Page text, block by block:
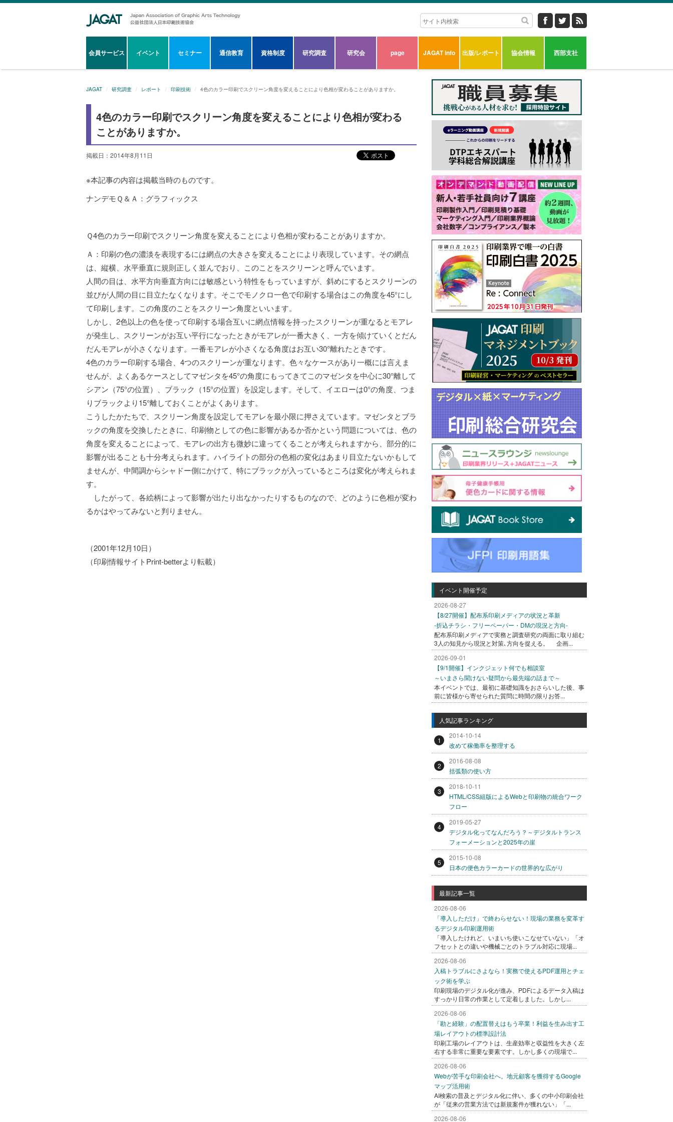
会員サービス イベント セミナー 通信教育 資格制度 研究調査 研究会 page JAGAT info 出版/レポート 協会情報 西部支社
JAGAT 研究調査 レポート 印刷技術 4色のカラー印刷でスクリーン角度を変えることにより色相が変わることがありますか。
4色のカラー印刷でスクリーン角度を変えることにより色相が変わる
ことがありますか。
掲載日：2014年8月11日
※本記事の内容は掲載当時のものです。
ナンデモＱ＆Ａ：グラフィックス
Ｑ4色のカラー印刷でスクリーン角度を変えることにより色相が変わることがありますか。
Ａ：印刷の色の濃淡を表現するには網点の大きさを変えることにより表現しています。その網点
は、縦横、水平垂直に規則正しく並んでおり、このことをスクリーンと呼んでいます。
人間の目は、水平方向垂直方向には敏感という特性をもっていますが、斜めにするとスクリーンの
並びが人間の目に目立たなくなります。そこでモノクロ一色で印刷する場合はこの角度を45°にし
て印刷します。この角度のことをスクリーン角度といいます。
しかし、2色以上の色を使って印刷する場合互いに網点情報を持ったスクリーンが重なるとモアレ
が発生し、スクリーンがお互い平行になったときがモアレが一番大きく、一方を傾けていくとだん
だんモアレが小さくなります。一番モアレが小さくなる角度はお互い30°離れたときです。
4色のカラー印刷する場合、4つのスクリーンが重なります。色々なケースがあり一概には言えま
せんが、よくあるケースとしてマゼンタを45°の角度にもってきてこのマゼンタを中心に30°離して
シアン（75°の位置）、ブラック（15°の位置）を設定します。そして、イエローは0°の角度、つま
りブラックより15°離しておくことがよくあります。
こうしたかたちで、スクリーン角度を設定してモアレを最小限に押さえています。マゼンタとブラ
ックの角度を交換したときに、印刷物としての色に影響があるか否かという問題については、色の
角度を変えることによって、モアレの出方も微妙に違ってくることが考えられますから、部分的に
影響が出ることも十分考えられます。ハイライトの部分の色相の変化はあまり目立たないかもして
ませんが、中間調からシャドー側にかけて、特にブラックが入っているところは変化が考えられま
す。
したがって、各絵柄によって影響が出たり出なかったりするものなので、どのように色相が変わ
るかはやってみないと判りません。
（2001年12月10日）
（印刷情報サイトPrint-betterより転載）
イベント開催予定
2026-08-27
【8/27開催】配布系印刷メディアの状況と革新
-折込チラシ・フリーペーパー・DMの現況と方向-
配布系印刷メディアで実務と調査研究の両面に取り組む
3人の知見から現況と対策､方向を捉える。 企画...
2026-09-01
【9/1開催】インクジェット何でも相談室
～いまさら聞けない疑問から最先端の話まで～
本イベントでは、最初に基礎知識をおさらいした後、事
前に皆様から寄せられた質問に時間の限りお答...
人気記事ランキング
1
2014-10-14
改めて稼働率を整理する
2
2016-08-08
括弧類の使い方
3
2018-10-11
HTML/CSS組版によるWebと印刷物の統合ワーク
フロー
4
2019-05-27
デジタル化ってなんだろう？～デジタルトランス
フォーメーションと2025年の崖
5
2015-10-08
日本の便色カラーカードの世界的な広がり
最新記事一覧
2026-08-06
「導入しただけ」で終わらせない！現場の業務を変革す
るデジタル印刷運用術
「導入したけれど、いまいち使いこなせていない」「オ
フセットとの違いや機械ごとのトラブル対応に現場...
2026-08-06
入稿トラブルにさよなら！実務で使えるPDF運用とチェ
ック術を学ぶ
印刷現場のデジタル化が進み、PDFによるデータ入稿は
すっかり日常の作業として定着しました。しかし...
2026-08-06
「勘と経験」の配置替えはもう卒業！利益を生み出す工
場レイアウトの標準設計法
印刷工場のレイアウトは、生産効率と収益性を大きく左
右する非常に重要な要素です。しかし多くの現場で...
2026-08-06
Webが苦手な印刷会社へ。地元顧客を獲得するGoogle
マップ活用術
AI検索の普及とデジタル化に伴い、多くの中小印刷会社
が「従来の営業方法では新規案件が獲れない」「...
2026-08-06